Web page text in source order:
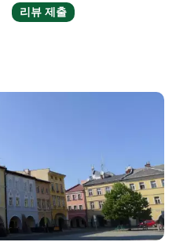
리뷰 제출